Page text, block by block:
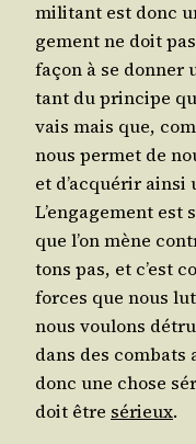
mili­tant est donc
ge­ment ne doit
façon à se don­ner
tant du prin­cipe
vais mais que,
nous per­met de
et d’ac­qué­rir
L’en­ga­ge­ment
que l’on mène
tons pas, et c’est
forces que nous
nous vou­lons
dans des com­bats
donc une chose
doit être sérieux.